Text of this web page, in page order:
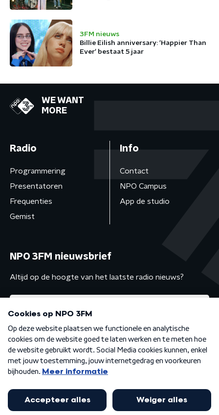
3FM nieuws
Billie Eilish anniversary: 'Happier Than
Ever' bestaat 5 jaar
WE WANT
MORE
Radio
Programmering
Presentatoren
Frequenties
Gemist
Info
Contact
NPO Campus
App de studio
NPO 3FM nieuwsbrief
Altijd op de hoogte van het laatste radio nieuws?
Algemene voorwaarden Privacybeleid